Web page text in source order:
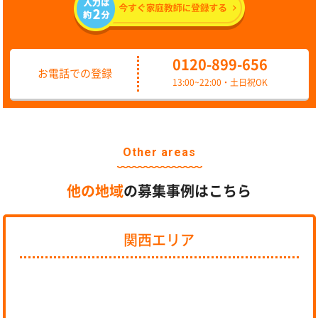
お電話での登録
0120-899-656
13:00~22:00・土日祝OK
Other areas
他の地域の募集事例はこちら
関西エリア